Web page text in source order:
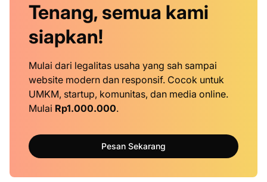
Tenang, semua kami
siapkan!
Mulai dari legalitas usaha yang sah sampai
website modern dan responsif. Cocok untuk
UMKM, startup, komunitas, dan media online.
Mulai Rp1.000.000.
Pesan Sekarang